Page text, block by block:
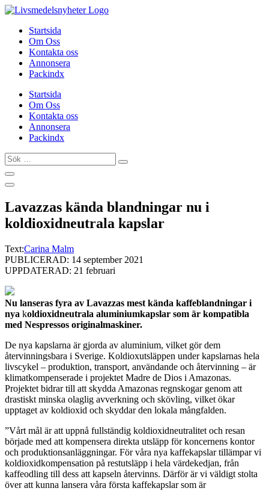
Hoppa
innehållStartsida
Om Oss
Kontakta oss
Annonsera
Packindx
Startsida
Om Oss
Kontakta oss
Annonsera
Packindx
Sök
…
Lavazzas kända blandningar nu i
koldioxidneutrala kapslar
Text:Carina Malm
PUBLICERAD: 14 september 2021
UPPDATERAD: 21 februari
Nu lanseras fyra av Lavazzas mest kända kaffeblandningar i
nya koldioxidneutrala aluminiumkapslar som är kompatibla
med Nespressos originalmaskiner.
De nya kapslarna är gjorda av aluminium, vilket gör dem
återvinningsbara i Sverige. Koldioxutsläppen under kapslarnas hela
livscykel – produktion, transport, användande och återvinning – är
klimatkompenserade i projektet Madre de Dios i Amazonas.
Projektet bidrar till att skydda Amazonas regnskogar genom att
drastiskt minska olaglig avverkning och skövling, vilket ökar
upptaget av koldioxid och skyddar den lokala mångfalden.
”Vårt mål är att uppnå fullständig koldioxidneutralitet och resan
började med att kompensera direkta utsläpp för koncernens kontor
och produktionsanläggningar. För våra nya kaffekapslar tillämpar vi
koldioxidkompensation på restutsläpp i hela värdekedjan, från
kaffeodling till dess att kapseln återvinns. Därför är vi väldigt stolta
över att kunna lansera våra första kaffekapslar som är